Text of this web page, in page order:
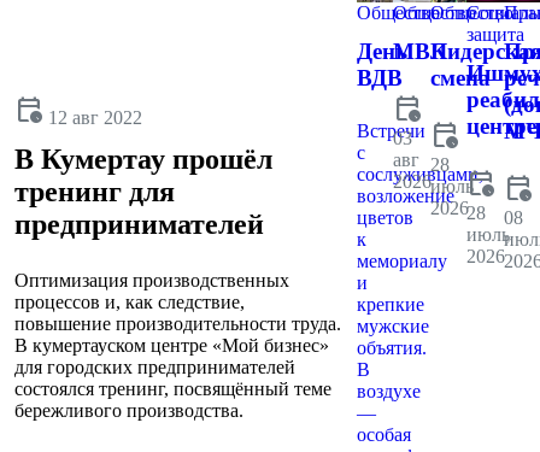
calendar_clock 12 авг 2022
В Кумертау прошёл
тренинг для
предпринимателей
Оптимизация производственных
процессов и, как следствие,
повышение производительности труда.
В кумертауском центре «Мой бизнес»
для городских предпринимателей
состоялся тренинг, посвящённый теме
бережливого производства.
Общество
День
ВДВ
Встречи
с
сослуживцами,
возложение
цветов
к
мемориалу
и
крепкие
мужские
объятия.
В
воздухе
—
особая
Общество
МВК
calendar_clock
03
авг
2026
Общество
смена
calendar_clock
28
июль
2026
защита
центре
calendar_clock
28
июль
2026
calendar_clock
08